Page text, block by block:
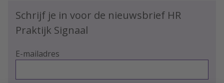
Schrijf je in voor de nieuwsbrief HR
Praktijk Signaal
E-mailadres